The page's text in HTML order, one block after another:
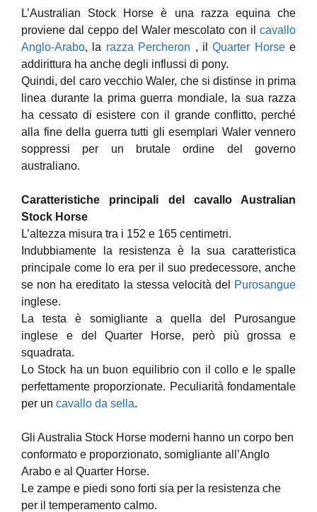
L’Australian Stock Horse è una razza equina che
proviene dal ceppo del Waler mescolato con il cavallo
Anglo-Arabo, la razza Percheron , ilQuarter Horsee
addirittura ha anche degli influssi di pony.
Quindi, del caro vecchio Waler, che si distinse in prima
linea durante la prima guerra mondiale, la sua razza
ha cessato di esistere con il grande conflitto, perché
alla fine della guerra tutti gli esemplari Waler vennero
soppressi per un brutale ordine del governo
australiano.
Caratteristiche principali del cavallo Australian
Stock Horse
L’altezza misura tra i 152 e 165 centimetri.
Indubbiamente la resistenza è la sua caratteristica
principale come lo era per il suo predecessore, anche
se non ha ereditato la stessa velocità del
Purosangue
inglese.
La testa è somigliante a quella del Purosangue
inglese e del Quarter Horse, però più grossa e
squadrata.
Lo Stock ha un buon equilibrio con il collo e le spalle
perfettamente proporzionate. Peculiarità fondamentale
per un cavallo da sella.
Gli Australia Stock Horse moderni hanno un corpo ben
conformato e proporzionato, somigliante all’Anglo
Arabo e al Quarter Horse.
Le zampe e piedi sono forti sia per la resistenza che
per il temperamento calmo.